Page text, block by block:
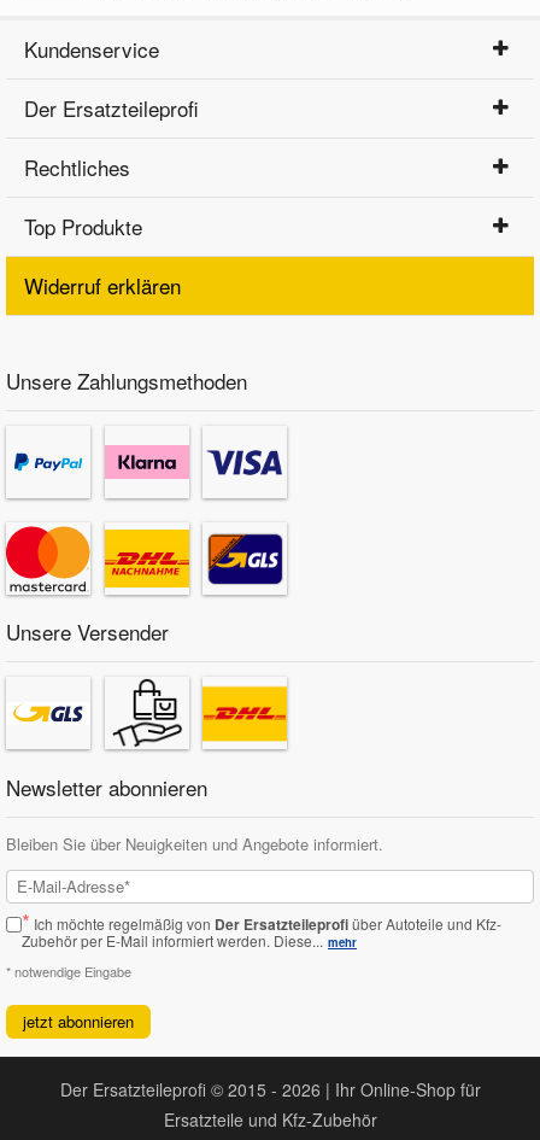
Kundenservice
Der Ersatzteileprofi
Rechtliches
Top Produkte
Widerruf erklären
Unsere Zahlungsmethoden
Unsere Versender
Newsletter abonnieren
Bleiben Sie über Neuigkeiten und Angebote informiert.
* Ich möchte regelmäßig von Der Ersatzteileprofiüber Autoteile und Kfz-
Zubehör per E-Mail informiert werden. Diese... mehr
* notwendige Eingabe
jetzt abonnieren
Der Ersatzteileprofi © 2015 - 2026 | Ihr Online-Shop für
Ersatzteile und Kfz-Zubehör